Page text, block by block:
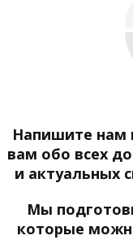
Напишите нам
вам обо всех
и актуальных
Мы
которые